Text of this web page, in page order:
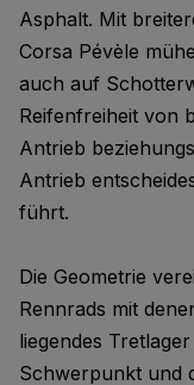
Asphalt. Mit
Corsa Pévèle
auch auf
Reifenfreiheit von
Antrieb
Antrieb
führt.
Die Geometrie
Rennrads mit
liegendes
Schwerpunkt und